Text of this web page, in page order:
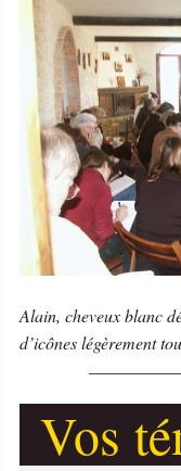
Alain, cheveux blanc
d’icônes légèrement
Vos